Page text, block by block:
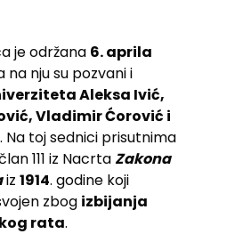
je održana 6. aprila
na nju su pozvani i
Aleksa Ivić,
Vladimir Ćorović i
. Na toj sednici prisutnima
111 iz Nacrta Zakona
iz 1914. godine koji
zbog izbijanja
rata.